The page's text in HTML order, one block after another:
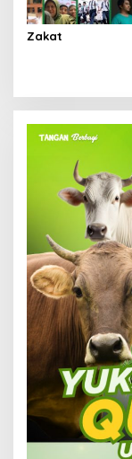
Zakat